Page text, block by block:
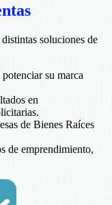
soluciones de
su marca
en
de Bienes Raíces
de emprendimiento,